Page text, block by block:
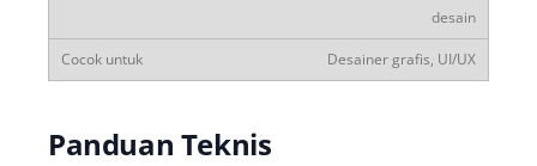
desain
Desainer grafis, UI/UX
Panduan Teknis